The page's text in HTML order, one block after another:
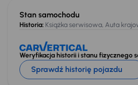
Stan samochodu
Historia: Książka serwisowa, Auta
Weryfikacja historii i stanu fizycznego
Sprawdź historię pojazdu